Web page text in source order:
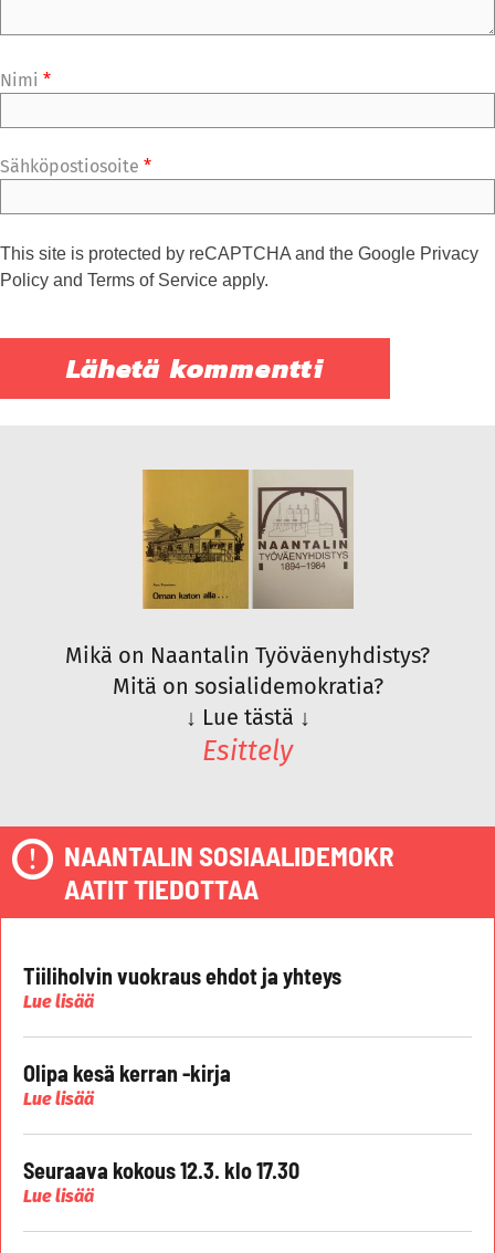
Nimi *
Sähköpostiosoite *
This site is protected by reCAPTCHA and the Google Privacy
Policy and Terms of Service apply.
Mikä on Naantalin Työväenyhdistys?
Mitä on sosialidemokratia?
↓ Lue tästä ↓
Esittely
NAANTALIN SOSIAALIDEMOKR
AATIT TIEDOTTAA
Tiiliholvin vuokraus ehdot ja yhteys
Lue lisää
Olipa kesä kerran -kirja
Lue lisää
Seuraava kokous 12.3. klo 17.30
Lue lisää